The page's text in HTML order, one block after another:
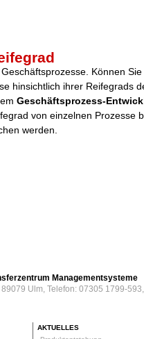
Können
hinsichtlich ihrer Reifegrads
Geschäftsprozess-
von einzelnen Prozesse
werden.
Managementsysteme
Ulm, Telefon: 07305 1799-
AKTUELLES